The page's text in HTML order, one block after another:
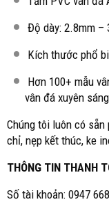
Độ dày: 2.8mm –
Kích thước phổ
Hơn 100+ mẫu
vân đá xuyên
Chúng tôi luôn có sẵn
chỉ, nẹp kết thúc, ke
THÔNG TIN THANH
Số tài khoản: 0947